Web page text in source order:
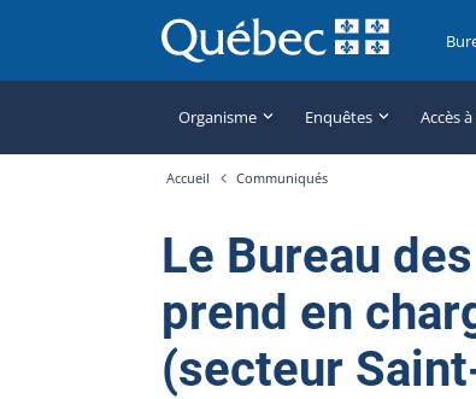
Organisme Enquêtes Accès
Accueil Communiqués
Le Bureau
prend en
(secteur